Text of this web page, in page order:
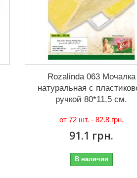
Rozalinda 063 Мочалка
натуральная с
ручкой 80*11,5 см.
от 72 шт. - 82.8 грн.
91.1 грн.
В наличии